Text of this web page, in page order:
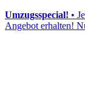
Umzugsspecial! •
Angebot erhalten!